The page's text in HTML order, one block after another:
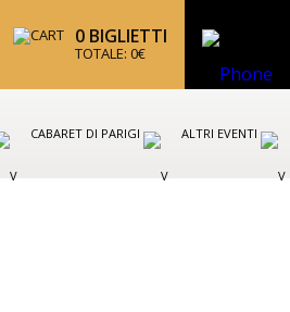
0 BIGLIETTI
TOTALE: 0€
CABARET DI PARIGI ALTRI EVENTI